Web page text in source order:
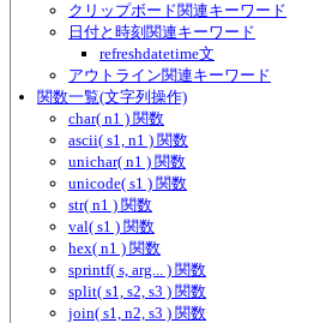
クリップボード関連キーワード
日付と時刻関連キーワード
refreshdatetime文
アウトライン関連キーワード
関数一覧(文字列操作)
char( n1 ) 関数
ascii( s1, n1 ) 関数
unichar( n1 ) 関数
unicode( s1 ) 関数
str( n1 ) 関数
val( s1 ) 関数
hex( n1 ) 関数
sprintf( s, arg... ) 関数
split( s1, s2, s3 ) 関数
join( s1, n2, s3 ) 関数